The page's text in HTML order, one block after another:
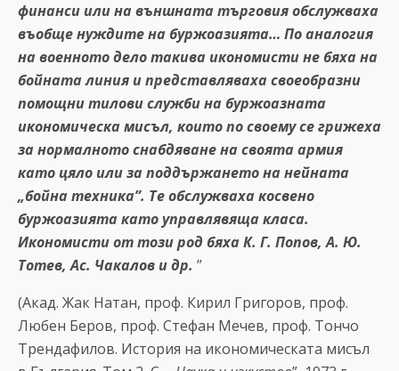
финанси или на външната търговия обслужваха
въобще нуждите на буржоазията… По аналогия
на военното дело такива икономисти не бяха на
бойната линия и представляваха своеобразни
помощни тилови служби на буржоазната
икономическа мисъл, които по своему се грижеха
за нормалното снабдяване на своята армия
като цяло или за поддържането на нейната
„бойна техника”. Те обслужваха косвено
буржоазията като управлявяща класа.
Икономисти от този род бяха К. Г. Попов, А. Ю.
Тотев, Ас. Чакалов и др. ”
(Акад. Жак Натан, проф. Кирил Григоров, проф.
Любен Беров, проф. Стефан Мечев, проф. Тончо
Трендафилов. История на икономическата мисъл